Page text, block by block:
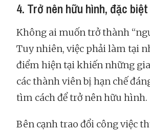
4. Trở nên hữu hình, đặc
Không ai muốn trở thành
Tuy nhiên, việc phải làm tại
điểm hiện tại khiến những
các thành viên bị hạn chế
tìm cách để trở nên hữu hình.
Bên cạnh trao đổi công việc